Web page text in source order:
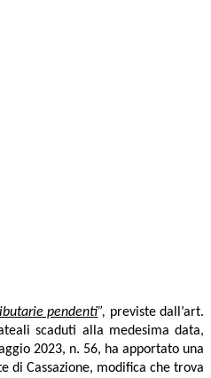
pendenti”, previste dall’art.
scaduti alla medesima data,
2023, n. 56, ha apportato una
Cassazione, modifica che trova